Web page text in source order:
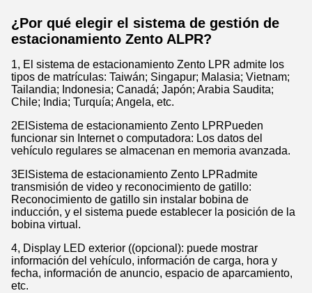
¿Por qué elegir el sistema de gestión de
estacionamiento Zento ALPR?
1, El sistema de estacionamiento Zento LPR admite los
tipos de matrículas: Taiwán; Singapur; Malasia; Vietnam;
Tailandia; Indonesia; Canadá; Japón; Arabia Saudita;
Chile; India; Turquía; Angela, etc.
2El Sistema de estacionamiento Zento LPRPueden
funcionar sin Internet o computadora: Los datos del
vehículo regulares se almacenan en memoria avanzada.
3El Sistema de estacionamiento Zento LPRadmite
transmisión de video y reconocimiento de gatillo:
Reconocimiento de gatillo sin instalar bobina de
inducción, y el sistema puede establecer la posición de la
bobina virtual.
4, Display LED exterior ((opcional): puede mostrar
información del vehículo, información de carga, hora y
fecha, información de anuncio, espacio de aparcamiento,
etc.